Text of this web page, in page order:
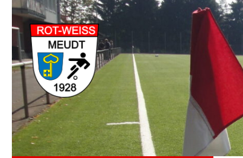
Zum Inhalt springen